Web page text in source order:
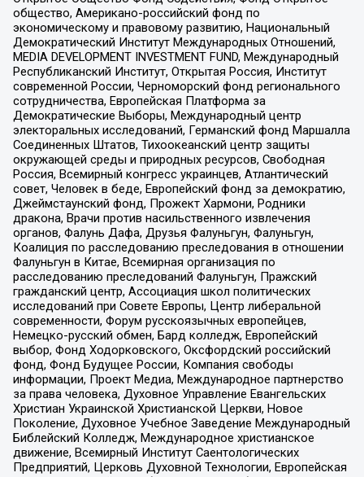
общество, Американо-российский фонд по
экономическому и правовому развитию, Национальный
Демократический Институт Международных Отношений,
MEDIA DEVELOPMENT INVESTMENT FUND, Международный
Республиканский Институт, Открытая Россия, Институт
современной России, Черноморский фонд регионального
сотрудничества, Европейская Платформа за
Демократические Выборы, Международный центр
электоральных исследований, Германский фонд Маршалла
Соединенных Штатов, Тихоокеанский центр защиты
окружающей среды и природных ресурсов, Свободная
Россия, Всемирный конгресс украинцев, Атлантический
совет, Человек в беде, Европейский фонд за демократию,
Джеймстаунский фонд, Прожект Хармони, Родники
дракона, Врачи против насильственного извлечения
органов, Фалунь Дафа, Друзья Фалуньгун, Фалуньгун,
Коалиция по расследованию преследования в отношении
Фалуньгун в Китае, Всемирная организация по
расследованию преследований Фалуньгун, Пражский
гражданский центр, Ассоциация школ политических
исследований при Совете Европы, Центр либеральной
современности, Форум русскоязычных европейцев,
Немецко-русский обмен, Бард колледж, Европейский
выбор, Фонд Ходорковского, Оксфордский российский
фонд, Фонд Будущее России, Компания свободы
информации, Проект Медиа, Международное партнерство
за права человека, Духовное Управление Евангельских
Христиан Украинской Христианской Церкви, Новое
Поколение, Духовное Учебное Заведение Международный
Библейский Колледж, Международное христианское
движение, Всемирный Институт Саентологических
Предприятий, Церковь Духовной Технологии, Европейская